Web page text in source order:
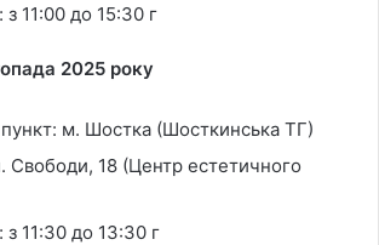
11:00 до 15:30 г
2025 року
м. Шостка (Шосткинська ТГ)
Свободи, 18 (Центр естетичного
з 11:30 до 13:30 г